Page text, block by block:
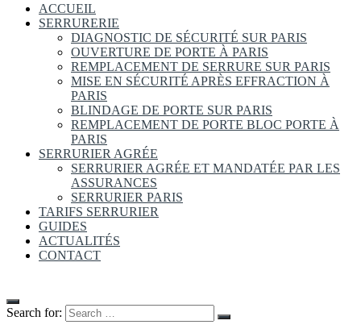
ACCUEIL
SERRURERIE
DIAGNOSTIC DE SÉCURITÉ SUR PARIS
OUVERTURE DE PORTE À PARIS
REMPLACEMENT DE SERRURE SUR PARIS
MISE EN SÉCURITÉ APRÈS EFFRACTION À
PARIS
BLINDAGE DE PORTE SUR PARIS
REMPLACEMENT DE PORTE BLOC PORTE À
PARIS
SERRURIER AGRÉE
SERRURIER AGRÉE ET MANDATÉE PAR LES
ASSURANCES
SERRURIER PARIS
TARIFS SERRURIER
GUIDES
ACTUALITÉS
CONTACT
Search for: